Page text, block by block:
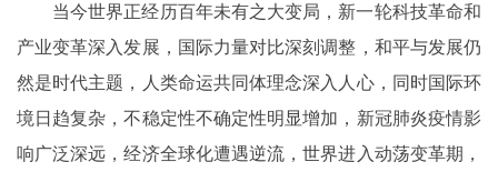
当今世界正经历百年未有之大变局，新一轮科技革命和
产业变革深入发展，国际力量对比深刻调整，和平与发展仍
然是时代主题，人类命运共同体理念深入人心，同时国际环
境日趋复杂，不稳定性不确定性明显增加，新冠肺炎疫情影
响广泛深远，经济全球化遭遇逆流，世界进入动荡变革期，